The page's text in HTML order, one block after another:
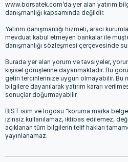
www.borsatek.com’da yer alan yatırım
danışmanlığı kapsamında değildir.
Yatırım danışmanlığı hizmeti, aracı
mevduat kabul etmeyen bankalar ile
danışmanlığı sözleşmesi çerçevesinde
Burada yer alan yorum ve tavsiyeler,
kişisel görüşlerine dayanmaktadır. Bu
getiri tercihlerinize uygun olmayabilir. Bu
bilgilere dayanılarak yatırım kararı
sonuçlar doğurmayabilir.
BIST isim ve logosu "koruma marka
izinsiz kullanılamaz, iktibas edilemez,
açıklanan tüm bilgilerin telif hakları
yayınlanamaz.